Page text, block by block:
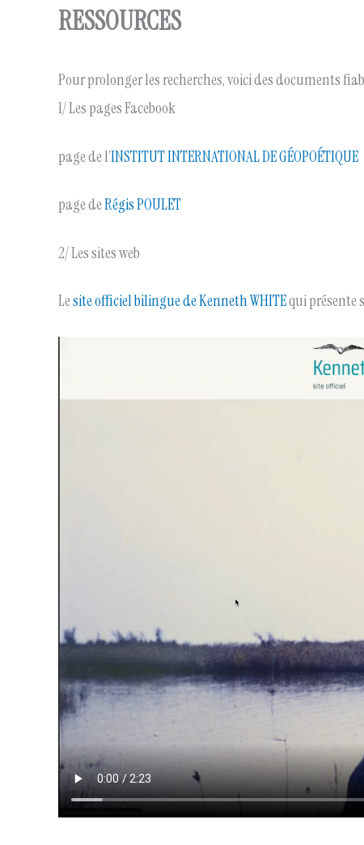
RESSOURCES
Pour prolonger les recherches, voici des documents
1/ Les pages Facebook
page de l’INSTITUT INTERNATIONAL DE GÉOPOÉTIQUE
page deRégis POULET
2/ Les sites web
Lesite officiel bilingue de Kenneth WHITEqui présente